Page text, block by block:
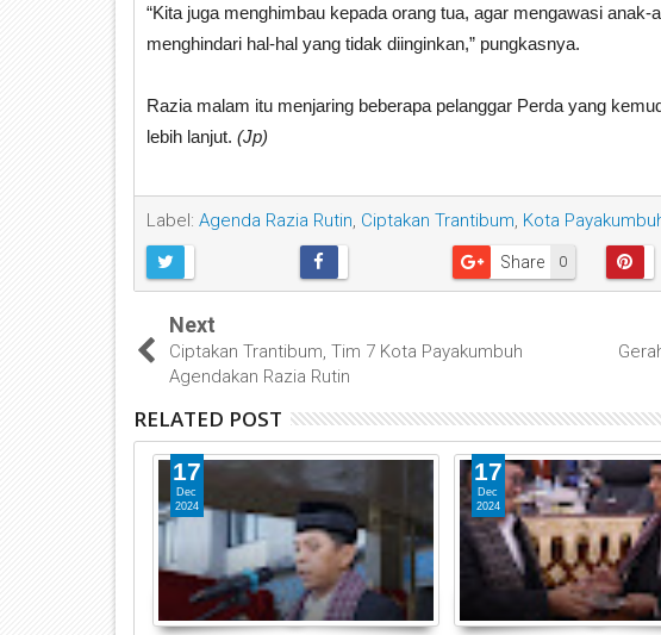
“Kita juga menghimbau kepada orang tua, agar mengawasi
menghindari hal-hal yang tidak diinginkan,” pungkasnya.
Razia malam itu menjaring beberapa pelanggar Perda yang
lebih lanjut. (Jp)
Label: Agenda Razia Rutin, Ciptakan Trantibum, Kota
0
Share
Next
Ciptakan Trantibum, Tim 7 Kota Payakumbuh
Agendakan Razia Rutin
RELATED POST
17
Dec
2024
17
Dec
2024